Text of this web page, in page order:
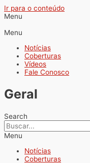
Ir para o conteúdo
Menu
Menu
Notícias
Coberturas
Vídeos
Fale Conosco
Geral
Search
Menu
Notícias
Coberturas